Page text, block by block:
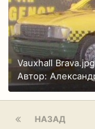
Vauxhall Brava.jpg
Автор:
НАЗАД